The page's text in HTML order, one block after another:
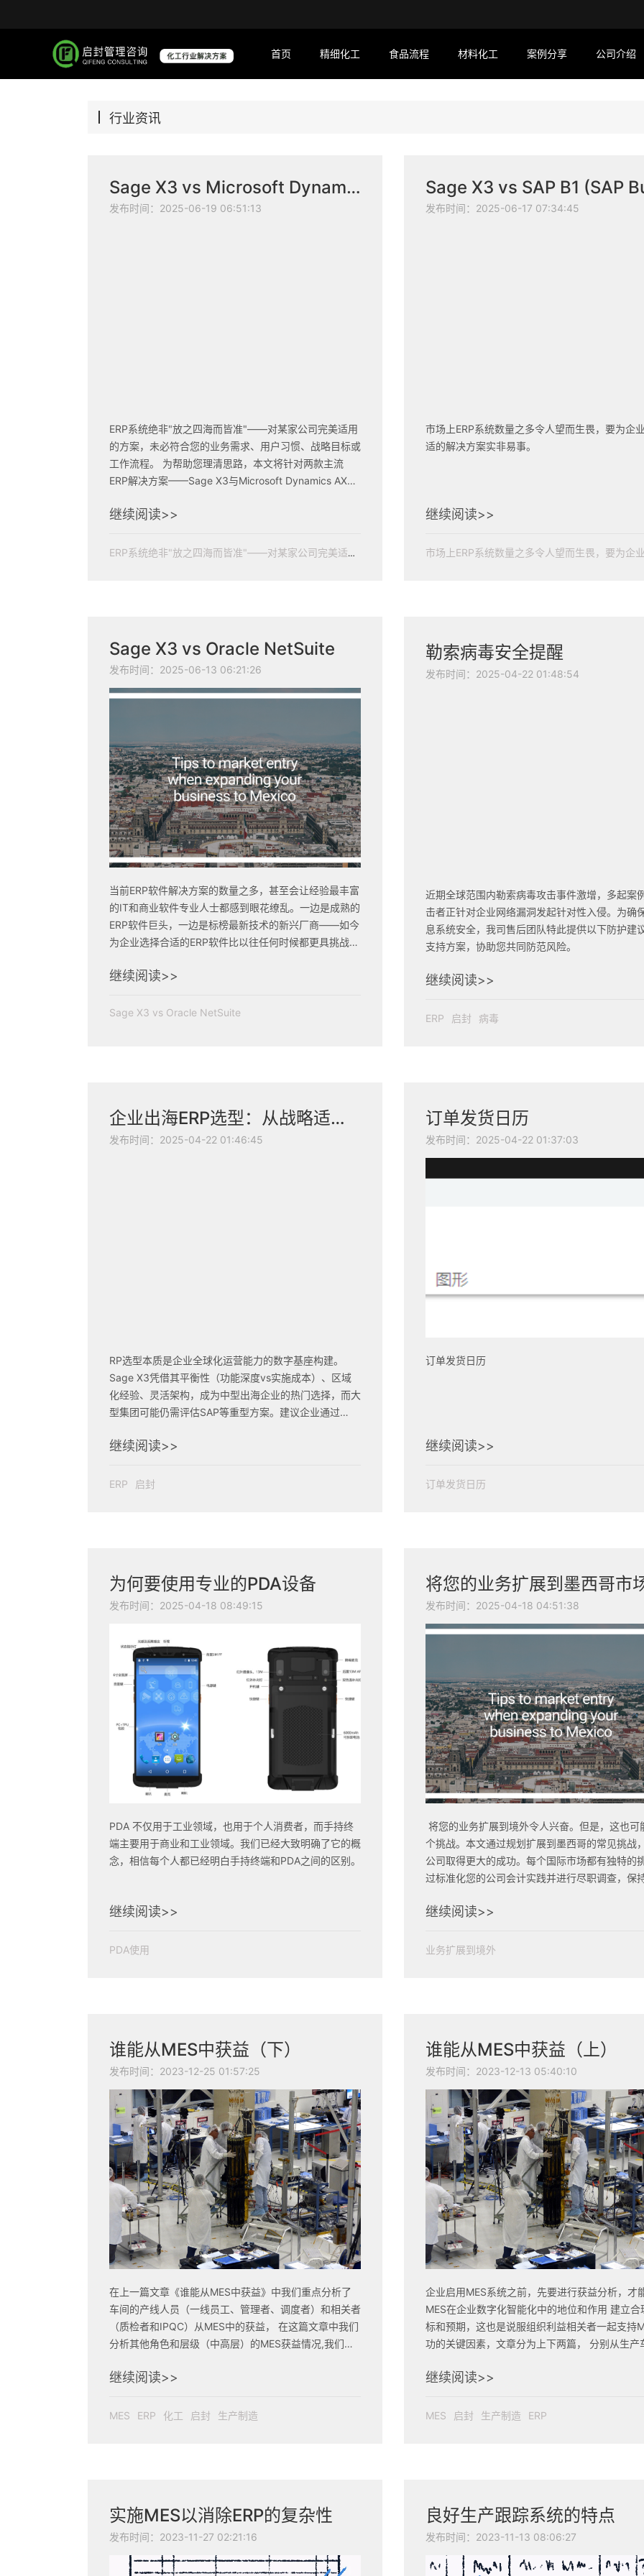
首页 精细化工 食品流程 材料化工 案例分享 公司介绍
行业资讯
Sage X3 vs Microsoft Dynamics AX
发布时间：2025-06-19 06:51:13
ERP系统绝非"放之四海而皆准"——对某家公司完美适用
的方案，未必符合您的业务需求、用户习惯、战略目标或
工作流程。 为帮助您理清思路，本文将针对两款主流
ERP解决方案——Sage X3与Microsoft Dynamics AX
继续阅读>>
ERP系统绝非"放之四海而皆准"——对某家公司完美适用的方案，未必符合您的业务需求、用户习惯、战略目标或工作流程。 为帮助您理清思路，本文将针对两款主流ERP解决方案——Sage X3与Microsoft Dynamics AX——进行全方位的对比分析。
发布时间：2025-06-17 07:34:45
市场上ERP系统数量之多令人望而生畏，要为企
适的解决方案实非易事。
继续阅读>>
Sage X3 vs Oracle NetSuite
发布时间：2025-06-13 06:21:26
当前ERP软件解决方案的数量之多，甚至会让经验最丰富
的IT和商业软件专业人士都感到眼花缭乱。一边是成熟的
ERP软件巨头，一边是标榜最新技术的新兴厂商——如今
为企业选择合适的ERP软件比以往任何时候都更具挑战
继续阅读>>
Sage X3 vs Oracle NetSuite
勒索病毒安全提醒
发布时间：2025-04-22 01:48:54
近期全球范围内勒索病毒攻击事件激增，多起案
击者正针对企业网络漏洞发起针对性入侵。为确
息系统安全，我司售后团队特此提供以下防护建
支持方案，协助您共同防范风险。
继续阅读>>
ERP 启封 病毒
企业出海ERP选型：从战略适配到落地实践的多维度指南
发布时间：2025-04-22 01:46:45
RP选型本质是企业全球化运营能力的数字基座构建。
Sage X3凭借其平衡性（功能深度vs实施成本）、区域
化经验、灵活架构，成为中型出海企业的热门选择，而大
型集团可能仍需评估SAP等重型方案。建议企业通过
证。
继续阅读>>
ERP 启封
订单发货日历
发布时间：2025-04-22 01:37:03
订单发货日历
继续阅读>>
订单发货日历
为何要使用专业的PDA设备
发布时间：2025-04-18 08:49:15
PDA 不仅用于工业领域，也用于个人消费者，而手持终
端主要用于商业和工业领域。我们已经大致明确了它的概
念，相信每个人都已经明白手持终端和PDA之间的区别。
继续阅读>>
PDA使用
发布时间：2025-04-18 04:51:38
将您的业务扩展到境外令人兴奋。但是，这也可
个挑战。本文通过规划扩展到墨西哥的常见挑战
公司取得更大的成功。每个国际市场都有独特的
过标准化您的公司会计实践并进行尽职调查，保
继续阅读>>
业务扩展到境外
谁能从MES中获益（下）
发布时间：2023-12-25 01:57:25
在上一篇文章《谁能从MES中获益》中我们重点分析了
车间的产线人员（一线员工、管理者、调度者）和相关者
（质检者和IPQC）从MES中的获益， 在这篇文章中我们
分析其他角色和层级（中高层）的MES获益情况,我们会
具。
继续阅读>>
MES ERP 化工 启封 生产制造
谁能从MES中获益（上）
发布时间：2023-12-13 05:40:10
企业启用MES系统之前，先要进行获益分析，才
MES在企业数字化智能化中的地位和作用 建立合理的目
标和预期，这也是说服组织利益相关者一起支持
功的关键因素，文章分为上下两篇， 分别从生产车间
用户（物流、设备、器具、中高层管理者） 两大部分进
参考资料。
继续阅读>>
MES 启封 生产制造 ERP
实施MES以消除ERP的复杂性
发布时间：2023-11-27 02:21:16
良好生产跟踪系统的特点
发布时间：2023-11-13 08:06:27